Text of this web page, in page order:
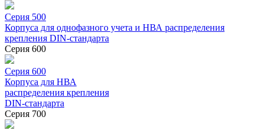
Серия 500
Корпуса для однофазного учета и НВА распределения
крепления DIN-стандарта
Серия 600
Серия 600
Корпуса для НВА
распределения крепления
DIN-стандарта
Серия 700